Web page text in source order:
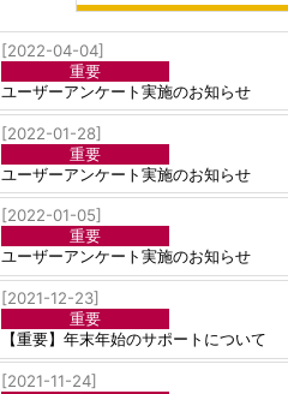
[2022-04-04]
重要
ユーザーアンケート実施のお知らせ
[2022-01-28]
重要
ユーザーアンケート実施のお知らせ
[2022-01-05]
重要
ユーザーアンケート実施のお知らせ
[2021-12-23]
重要
【重要】年末年始のサポートについて
[2021-11-24]